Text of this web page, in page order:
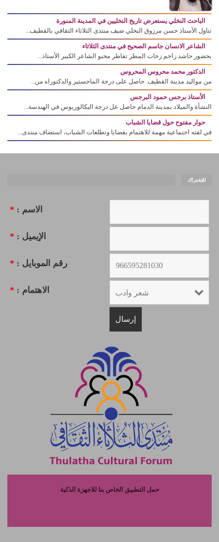
الباحث النخلي يستعرض تاريخ النخليين في المدينة المنورة
تناول الأستاذ حسن مرزوق النخلي ضيف منتدى الثلاثاء الثقافي بالقطيف...
الشاعر الانسان جاسم الصحيح في منتدى الثلاثاء
بحضور حاشد زاحم زخات المطر تقاطر محبو الشاعر الكبير الأستاذ...
الدكتور محمد محروس المحروس
من مواليد مدينة القطيف. حاصل على درجة الماجستير والدكتوراه من...
الأستاذ برجس حمود البرجس
النشأة والميلاد بمدينة الدمام حاصل عل درجة البكالوريوس في الهندسة...
حوار مفتوح حول قضايا الشباب
في لفته اجتماعية مهمة للاهتمام بقضايا وتطلعات الشباب، استضاف منتدى...
للإشتراك
الاسم : *
الإيميل : *
رقم الموبايل : *
الاهتمام : *
حمل التطبيق الخاص بنا للاجهزة الذكية